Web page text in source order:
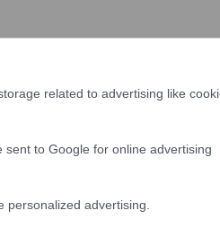
related to advertising like
to Google for online advertising
personalized advertising.